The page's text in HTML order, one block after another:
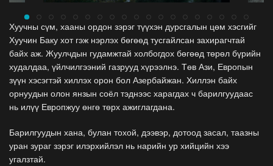
Хуучны сүм, хааны ордон зэрэг түүхэн дурсгалын цөм хэсгийг
Хуучин Баку хот гэж нэрлэх бөгөөд тусгайлсан захирагчтай
байх аж. Жуулчдын гудамжтай холбогдох бөгөөд төрөл бүрийн
худалдаа, үйлчилгээний газрууд хүрээлнэ. Төв Ази, Европын
зүүн хэсэгтэй хиллэх орон бол Азербайжан. Хиллэн байх
орнуудын олон янзын соёл тэднээс харагдах ч барилгуудаас
нь илүү Европжуу өнгө төрх ажиглагдана.
Барилгуудын хана, булан тохой, дээвэр, дотоод засал, таазны
уран зураг зэрэг илэрхийлэл нь нарийн ур хийцийн хээ
угалзтай.